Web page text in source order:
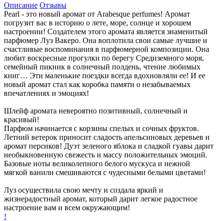
Описание Отзывы
Pearl - это новый аромат от Arabesque perfumes! Аромат
погрузит вас в историю о лете, море, солнце и хорошем
настроении! Создателем этого аромата является знаменитый
парфюмер Луз Вакеро. Она воплотила свои самые лучшие и
счастливые воспоминания в парфюмерной композиции. Она
любит воскресные прогулки по берегу Средиземного моря,
семейный пикник в солнечный полдень, чтение любимых
книг… Эти маленькие поездки всегда вдохновляли ее! И ее
новый аромат стал как коробка памяти о незабываемых
впечатлениях и эмоциях!
Шлейф аромата невероятно позитивный, солнечный и
красивый!
Парфюм начинается с корзины спелых и сочных фруктов.
Летний ветерок приносит сладость апельсиновых деревьев и
аромат персиков! Дуэт зеленого яблока и сладкой гуавы дарит
необыкновенную свежесть и массу положительных эмоций.
Базовые ноты великолепного белого мускуса и нежной
мягкой ванили смешиваются с чудесными белыми цветами!
Луз осуществила свою мечту и создала яркий и
жизнерадостный аромат, который дарит легкое радостное
настроение вам и всем окружающим!
!